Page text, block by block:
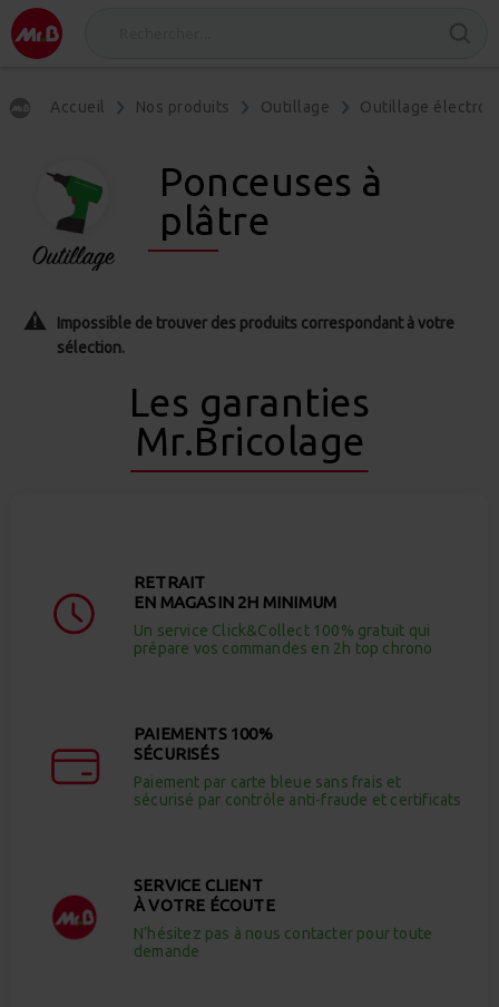
Accueil Nos produits Outillage Outillage
Ponceuses à
plâtre
Impossible de trouver des produits correspondant à votre
sélection.
Les garanties
Mr.Bricolage
RETRAIT
EN MAGASIN 2H MINIMUM
Un service Click&Collect 100% gratuit qui
prépare vos commandes en 2h top chrono
PAIEMENTS 100%
SÉCURISÉS
Paiement par carte bleue sans frais et
sécurisé par contrôle anti-fraude et certificats
SERVICE CLIENT
À VOTRE ÉCOUTE
N’hésitez pas à nous contacter pour toute
demande